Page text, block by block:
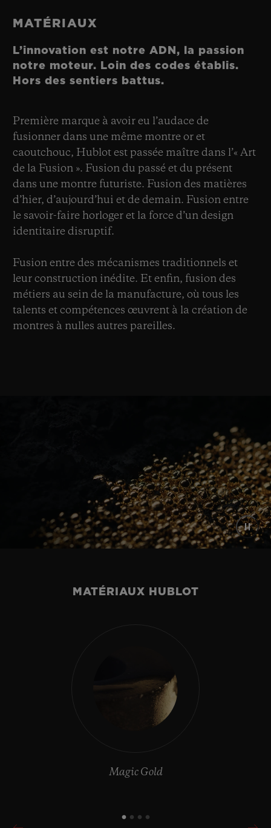
MATÉRIAUX
L’innovation est notre ADN, la passion
notre moteur. Loin des codes établis.
Hors des sentiers battus.
Première marque à avoir eu l’audace de
fusionner dans une même montre or et
caoutchouc, Hublot est passée maître dans l’« Art
de la Fusion ». Fusion du passé et du présent
dans une montre futuriste. Fusion des matières
d’hier, d’aujourd’hui et de demain. Fusion entre
le savoir-faire horloger et la force d’un design
identitaire disruptif.
Fusion entre des mécanismes traditionnels et
leur construction inédite. Et enfin, fusion des
métiers au sein de la manufacture, où tous les
talents et compétences œuvrent à la création de
montres à nulles autres pareilles.
MATÉRIAUX HUBLOT
Magic Gold